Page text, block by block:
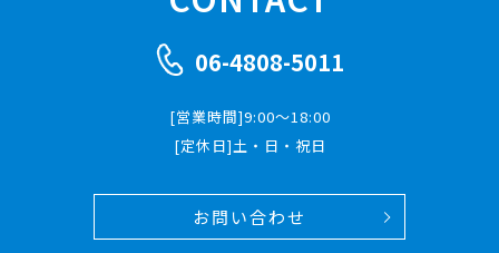
06-4808-5011
[営業時間]9:00～18:00
[定休日]土・日・祝日
お問い合わせ